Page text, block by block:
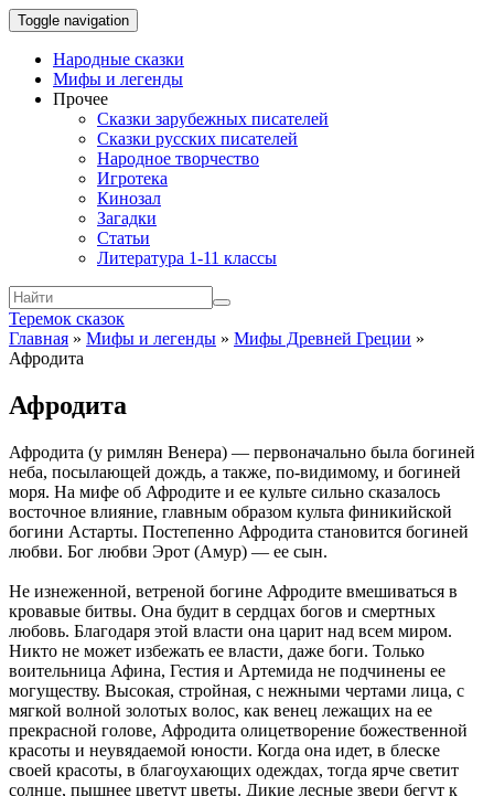
Toggle navigation
Народные сказки
Мифы и легенды
Прочее
Сказки зарубежных писателей
Сказки русских писателей
Народное творчество
Игротека
Кинозал
Загадки
Статьи
Литература 1-11 классы
Теремок сказок
Главная » Мифы и легенды » Мифы Древней Греции »
Афродита
Афродита
Афродита (у римлян Венера) — первоначально была богиней
неба, посылающей дождь, а также, по-видимому, и богиней
моря. На мифе об Афродите и ее культе сильно сказалось
восточное влияние, главным образом культа финикийской
богини Астарты. Постепенно Афродита становится богиней
любви. Бог любви Эрот (Амур) — ее сын.
Не изнеженной, ветреной богине Афродите вмешиваться в
кровавые битвы. Она будит в сердцах богов и смертных
любовь. Благодаря этой власти она царит над всем миром.
Никто не может избежать ее власти, даже боги. Только
воительница Афина, Гестия и Артемида не подчинены ее
могуществу. Высокая, стройная, с нежными чертами лица, с
мягкой волной золотых волос, как венец лежащих на ее
прекрасной голове, Афродита олицетворение божественной
красоты и неувядаемой юности. Когда она идет, в блеске
своей красоты, в благоухающих одеждах, тогда ярче светит
солнце, пышнее цветут цветы. Дикие лесные звери бегут к